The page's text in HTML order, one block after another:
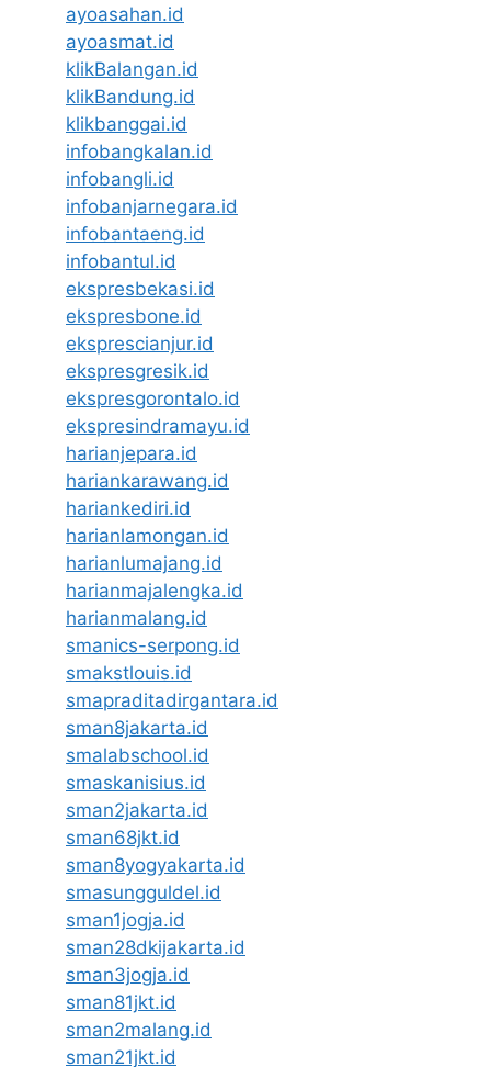
ayoasahan.id
ayoasmat.id
klikBalangan.id
klikBandung.id
klikbanggai.id
infobangkalan.id
infobangli.id
infobanjarnegara.id
infobantaeng.id
infobantul.id
ekspresbekasi.id
ekspresbone.id
eksprescianjur.id
ekspresgresik.id
ekspresgorontalo.id
ekspresindramayu.id
harianjepara.id
hariankarawang.id
hariankediri.id
harianlamongan.id
harianlumajang.id
harianmajalengka.id
harianmalang.id
smanics-serpong.id
smakstlouis.id
smapraditadirgantara.id
sman8jakarta.id
smalabschool.id
smaskanisius.id
sman2jakarta.id
sman68jkt.id
sman8yogyakarta.id
smasungguldel.id
sman1jogja.id
sman28dkijakarta.id
sman3jogja.id
sman81jkt.id
sman2malang.id
sman21jkt.id